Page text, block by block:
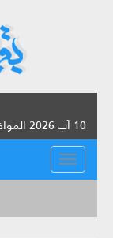
10 آب 2026 الموافق لـ 26 صفر 1448
القائمة